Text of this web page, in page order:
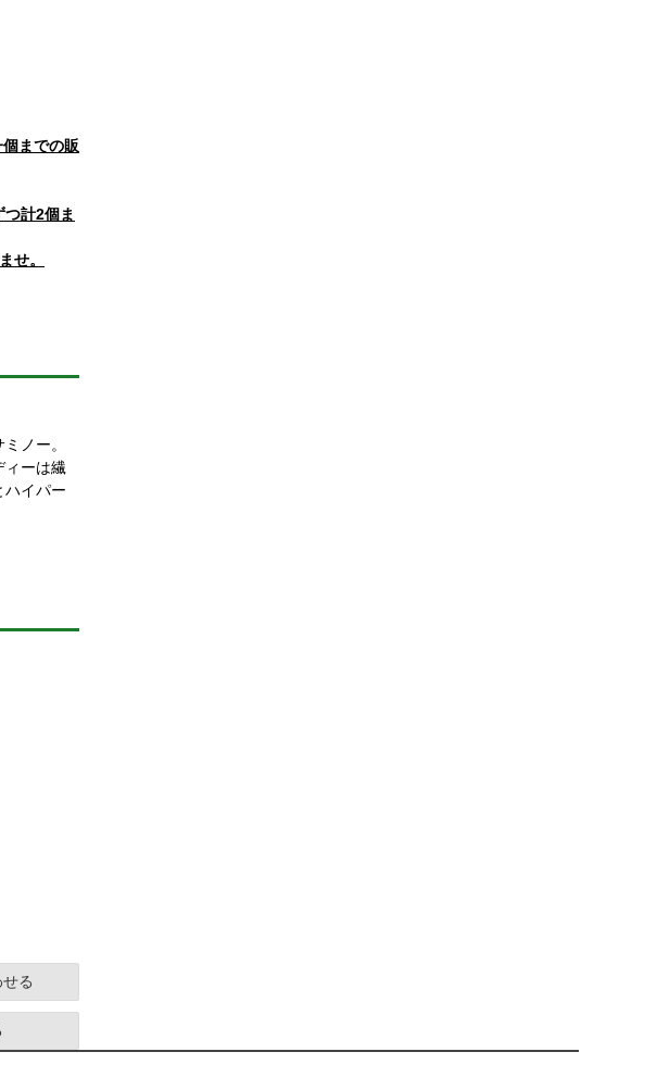
までの販
計2個ま
せ。
ノー。
ィーは繊
ハイパー
る